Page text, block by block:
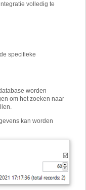
volledig te
specifieke
worden
om het zoeken naar
kan worden